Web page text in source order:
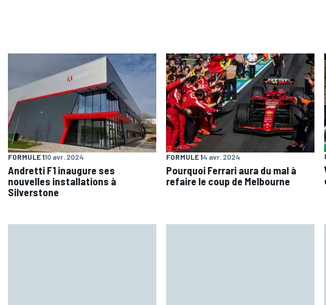
FORMULE 110 avr. 2024
Andretti F1 inaugure ses
nouvelles installations à
Silverstone
FORMULE 14 avr. 2024
Pourquoi Ferrari aura du mal à
refaire le coup de Melbourne